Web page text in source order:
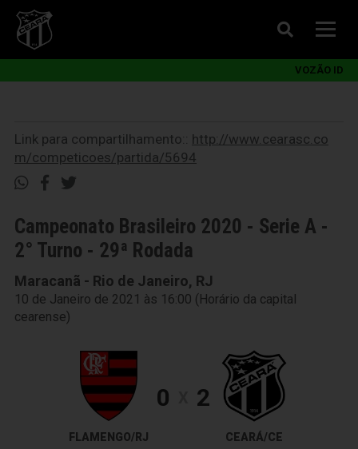
VOZÃO ID
Link para compartilhamento:: http://www.cearasc.co
m/competicoes/partida/5694
Campeonato Brasileiro 2020 - Serie A -
2° Turno - 29ª Rodada
Maracanã - Rio de Janeiro, RJ
10 de Janeiro de 2021 às 16:00 (Horário da capital
cearense)
FLAMENGO/RJ
0 2
CEARÁ/CE